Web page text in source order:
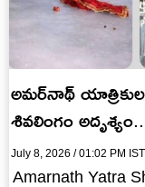
అమర్‌నాథ్
శివలింగం
July 8, 2026 / 01:02 PM IST
Amarnath Yatra